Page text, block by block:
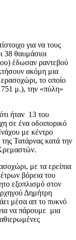
για να τους
38 θαυμάσιοι
έδωσαν ραντεβού
ακόμη μια
το οποίο
μ.), την «πύλη»
ήταν 13 του
σε ένα οδοιπορικό
με κέντρο
Τατάρνας κατά την
με τα ερείπια
βόρεια του
εξοπλισμό στον
Δημήτρη
μέσα απ το πυκνό
να πάρουμε μια